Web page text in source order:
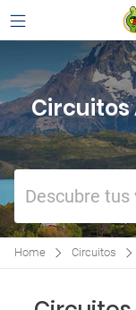
Descubre tus
Home Circuitos